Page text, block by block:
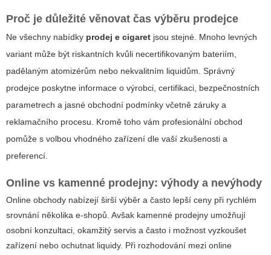
Proč je důležité věnovat čas výběru prodejce
Ne všechny nabídky prodej e cigaret jsou stejné. Mnoho levných
variant může být riskantních kvůli necertifikovaným bateriím,
padělaným atomizérům nebo nekvalitním liquidům. Správný
prodejce poskytne informace o výrobci, certifikaci, bezpečnostních
parametrech a jasné obchodní podmínky včetně záruky a
reklamačního procesu. Kromě toho vám profesionální obchod
pomůže s volbou vhodného zařízení dle vaší zkušenosti a
preferencí.
Online vs kamenné prodejny: výhody a nevýhody
Online obchody nabízejí širší výběr a často lepší ceny při rychlém
srovnání několika e-shopů. Avšak kamenné prodejny umožňují
osobní konzultaci, okamžitý servis a často i možnost vyzkoušet
zařízení nebo ochutnat liquidy. Při rozhodování mezi online